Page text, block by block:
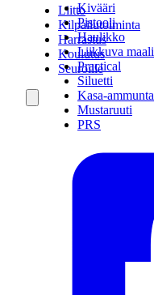
Kivääri
Pistooli
Haulikko
Liikkuva maali
Practical
Siluetti
Kasa-ammunta
Mustaruuti
PRS
Liitto
Kilpailutoiminta
Harrastus
Koulutus
Seuroille